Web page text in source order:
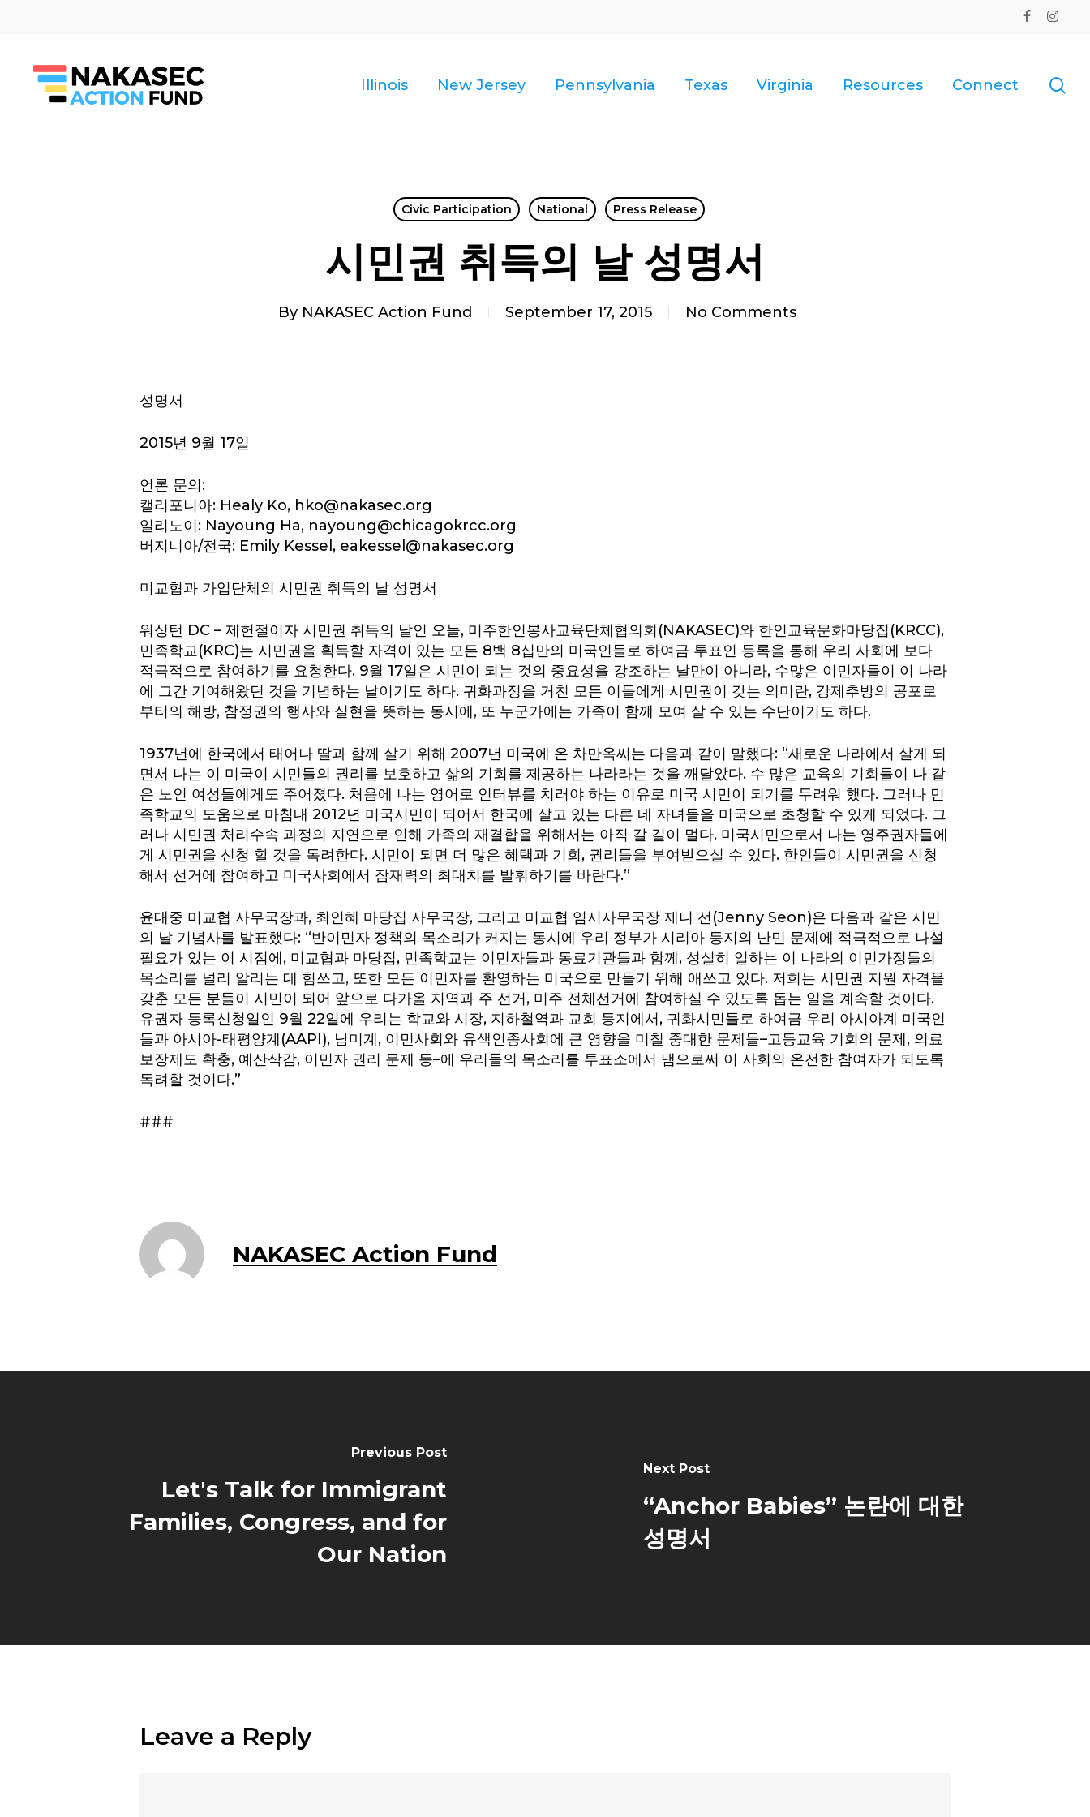
content
facebook
Hit enter to search or ESC to close
Illinois New Jersey Pennsylvania Texas Virginia Resources Connect
Civic Participation National Press Release
시민권 취득의 날 성명서
By NAKASEC Action Fund September 17, 2015 No Comments
성명서
2015년 9월 17일
언론 문의:
캘리포니아: Healy Ko, hko@nakasec.org
일리노이: Nayoung Ha, nayoung@chicagokrcc.org
버지니아/전국: Emily Kessel, eakessel@nakasec.org
미교협과 가입단체의 시민권 취득의 날 성명서
워싱턴 DC – 제헌절이자 시민권 취득의 날인 오늘, 미주한인봉사교육단체협의회(NAKASEC)와 한인교육문화마당집(KRCC),
민족학교(KRC)는 시민권을 획득할 자격이 있는 모든 8백 8십만의 미국인들로 하여금 투표인 등록을 통해 우리 사회에 보다
적극적으로 참여하기를 요청한다. 9월 17일은 시민이 되는 것의 중요성을 강조하는 날만이 아니라, 수많은 이민자들이 이 나라
에 그간 기여해왔던 것을 기념하는 날이기도 하다. 귀화과정을 거친 모든 이들에게 시민권이 갖는 의미란, 강제추방의 공포로
부터의 해방, 참정권의 행사와 실현을 뜻하는 동시에, 또 누군가에는 가족이 함께 모여 살 수 있는 수단이기도 하다.
1937년에 한국에서 태어나 딸과 함께 살기 위해 2007년 미국에 온 차만옥씨는 다음과 같이 말했다: “새로운 나라에서 살게 되
면서 나는 이 미국이 시민들의 권리를 보호하고 삶의 기회를 제공하는 나라라는 것을 깨달았다. 수 많은 교육의 기회들이 나 같
은 노인 여성들에게도 주어졌다. 처음에 나는 영어로 인터뷰를 치러야 하는 이유로 미국 시민이 되기를 두려워 했다. 그러나 민
족학교의 도움으로 마침내 2012년 미국시민이 되어서 한국에 살고 있는 다른 네 자녀들을 미국으로 초청할 수 있게 되었다. 그
러나 시민권 처리수속 과정의 지연으로 인해 가족의 재결합을 위해서는 아직 갈 길이 멀다. 미국시민으로서 나는 영주권자들에
게 시민권을 신청 할 것을 독려한다. 시민이 되면 더 많은 혜택과 기회, 권리들을 부여받으실 수 있다. 한인들이 시민권을 신청
해서 선거에 참여하고 미국사회에서 잠재력의 최대치를 발휘하기를 바란다.”
윤대중 미교협 사무국장과, 최인혜 마당집 사무국장, 그리고 미교협 임시사무국장 제니 선(Jenny Seon)은 다음과 같은 시민
의 날 기념사를 발표했다: “반이민자 정책의 목소리가 커지는 동시에 우리 정부가 시리아 등지의 난민 문제에 적극적으로 나설
필요가 있는 이 시점에, 미교협과 마당집, 민족학교는 이민자들과 동료기관들과 함께, 성실히 일하는 이 나라의 이민가정들의
목소리를 널리 알리는 데 힘쓰고, 또한 모든 이민자를 환영하는 미국으로 만들기 위해 애쓰고 있다. 저희는 시민권 지원 자격을
갖춘 모든 분들이 시민이 되어 앞으로 다가올 지역과 주 선거, 미주 전체선거에 참여하실 수 있도록 돕는 일을 계속할 것이다.
유권자 등록신청일인 9월 22일에 우리는 학교와 시장, 지하철역과 교회 등지에서, 귀화시민들로 하여금 우리 아시아계 미국인
들과 아시아-태평양계(AAPI), 남미계, 이민사회와 유색인종사회에 큰 영향을 미칠 중대한 문제들–고등교육 기회의 문제, 의료
보장제도 확충, 예산삭감, 이민자 권리 문제 등–에 우리들의 목소리를 투표소에서 냄으로써 이 사회의 온전한 참여자가 되도록
독려할 것이다.”
###
NAKASEC Action Fund
Previous Post
Let's Talk for Immigrant
Families, Congress, and for
Our Nation
Next Post
“Anchor Babies” 논란에 대한
성명서
Leave a Reply